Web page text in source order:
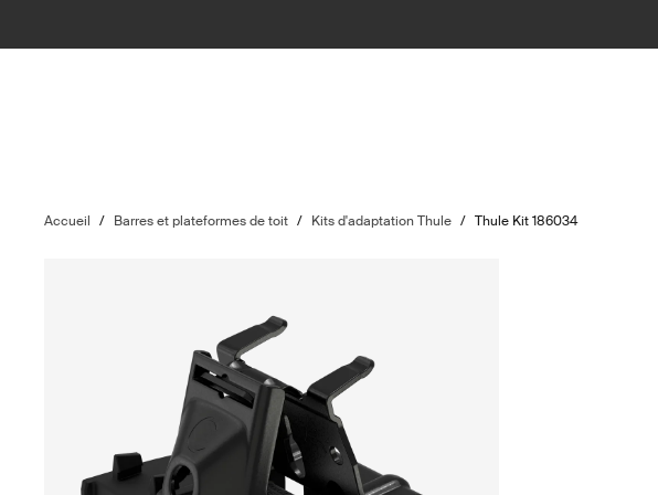
Accueil / Barres et plateformes de toit / Kits d'adaptation Thule / Thule Kit 186034